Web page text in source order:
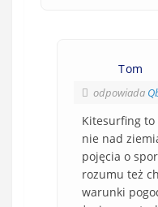
Tom
odpowiada
Kitesurfing
nie nad
pojęcia o
rozumu też
warunki